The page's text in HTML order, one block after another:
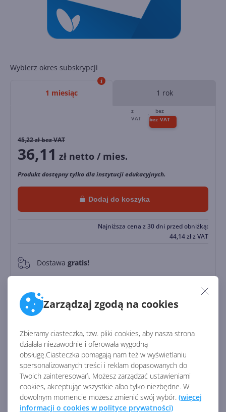
Zarządzaj zgodą na cookies
Zbieramy ciasteczka, tzw. pliki cookies, aby nasza strona
działała niezawodnie i oferowała wygodną
obsługę.Ciasteczka pomagają nam też w wyświetlaniu
spersonalizowanych treści i reklam dopasowanych do
Twoich zainteresowań. Możesz zarządzać ustawieniami
cookies, akceptując wszystkie albo tylko niezbędne. W
dowolnym momencie możesz zmienić swój wybór. (więcej
informacji o cookies w polityce prywatności)
Wybierz okres subskrypcji
1 miesiąc 1 rok
45,22zł bez VAT
36,11 zł netto / mies.
Produkt dostępny tylko dla instytucji edukacyjnych.
Dodaj do koszyka
Najniższa cena z 30 dni przed obniżką:
44,14złz VAT
0 Dostawa gratis!
Zapłać później
Do
Identyfikator:45261
Kod producenta:CFQ7TTC0HD4G
Zobacz porównanie z innymi pakietami